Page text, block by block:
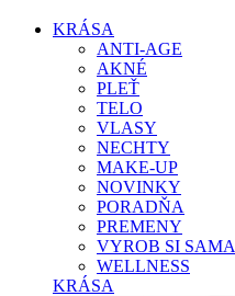
KRÁSA
ANTI-AGE
AKNÉ
PLEŤ
TELO
VLASY
NECHTY
MAKE-UP
NOVINKY
PORADŇA
PREMENY
VYROB SI SAMA
WELLNESS
KRÁSA